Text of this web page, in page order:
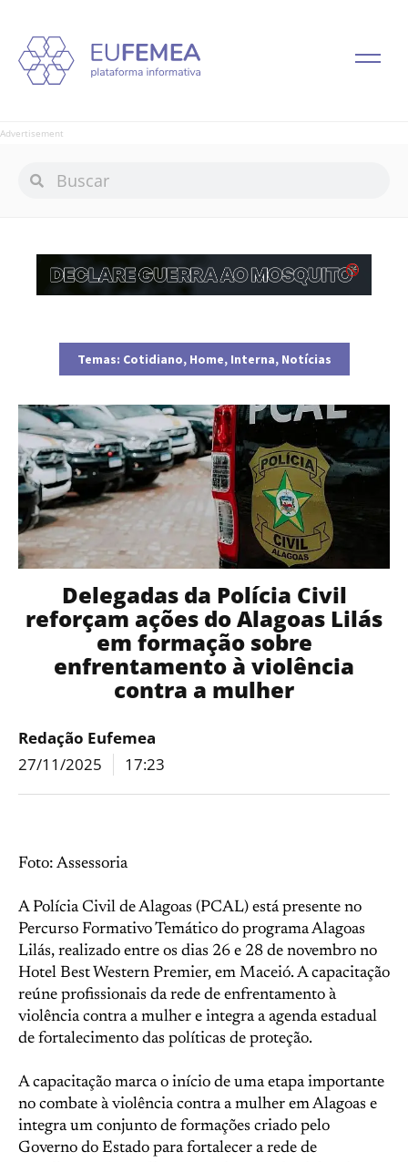
Advertisement
Temas: Cotidiano, Home, Interna, Notícias
Delegadas da Polícia Civil
reforçam ações do Alagoas Lilás
em formação sobre
enfrentamento à violência
contra a mulher
Redação Eufemea
27/11/2025
17:23
Foto: Assessoria
A Polícia Civil de Alagoas (PCAL) está presente no
Percurso Formativo Temático do programa Alagoas
Lilás, realizado entre os dias 26 e 28 de novembro no
Hotel Best Western Premier, em Maceió. A capacitação
reúne profissionais da rede de enfrentamento à
violência contra a mulher e integra a agenda estadual
de fortalecimento das políticas de proteção.
A capacitação marca o início de uma etapa importante
no combate à violência contra a mulher em Alagoas e
integra um conjunto de formações criado pelo
Governo do Estado para fortalecer a rede de